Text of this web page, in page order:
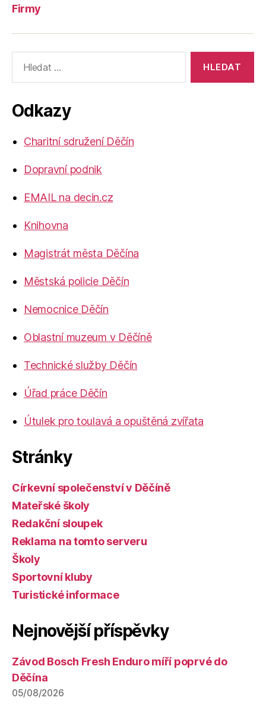
Firmy
vyhledávání:
Odkazy
Charitní sdružení Děčín
Dopravní podnik
EMAIL na decin.cz
Knihovna
Magistrát města Děčína
Městská policie Děčín
Nemocnice Děčín
Oblastní muzeum v Děčíně
Technické služby Děčín
Úřad práce Děčín
Útulek pro toulavá a opuštěná zvířata
Stránky
Církevní společenství v Děčíně
Mateřské školy
Redakční sloupek
Reklama na tomto serveru
Školy
Sportovní kluby
Turistické informace
Nejnovější příspěvky
Závod Bosch Fresh Enduro míří poprvé do
Děčína
05/08/2026